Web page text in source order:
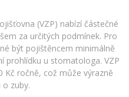
(VZP) nabízí částečné
za určitých podmínek. Pro
být pojištěncem minimálně
prohlídku u stomatologa. VZP
Kč ročně, což může výrazně
o zuby.